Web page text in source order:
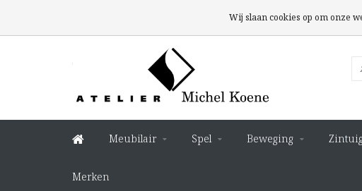
Meubilair Spel Beweging
Merken
Wij slaan cookies op om onze